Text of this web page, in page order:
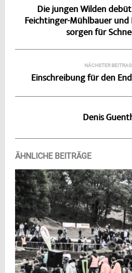
Die jungen Wilden
Feichtinger-Mühlbauer und
sorgen für
NÄCHSTER BEITRAG
Einschreibung für den
Denis
ÄHNLICHE BEITRÄGE